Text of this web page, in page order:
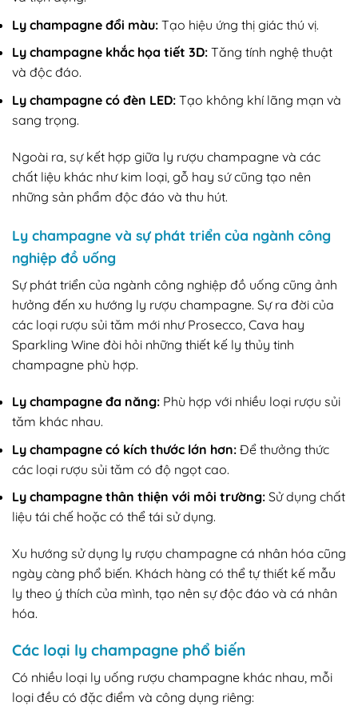
Ly champagne đổi màu: Tạo hiệu ứng thị giác thú vị.
Ly champagne khắc họa tiết 3D: Tăng tính nghệ thuật
và độc đáo.
Ly champagne có đèn LED: Tạo không khí lãng mạn và
sang trọng.
Ngoài ra, sự kết hợp giữa ly rượu champagne và các
chất liệu khác như kim loại, gỗ hay sứ cũng tạo nên
những sản phẩm độc đáo và thu hút.
Ly champagne và sự phát triển của ngành công
nghiệp đồ uống
Sự phát triển của ngành công nghiệp đồ uống cũng ảnh
hưởng đến xu hướng ly rượu champagne. Sự ra đời của
các loại rượu sủi tăm mới như Prosecco, Cava hay
Sparkling Wine đòi hỏi những thiết kế ly thủy tinh
champagne phù hợp.
Ly champagne đa năng: Phù hợp với nhiều loại rượu sủi
tăm khác nhau.
Ly champagne có kích thước lớn hơn: Để thưởng thức
các loại rượu sủi tăm có độ ngọt cao.
Ly champagne thân thiện với môi trường: Sử dụng chất
liệu tái chế hoặc có thể tái sử dụng.
Xu hướng sử dụng ly rượu champagne cá nhân hóa cũng
ngày càng phổ biến. Khách hàng có thể tự thiết kế mẫu
ly theo ý thích của mình, tạo nên sự độc đáo và cá nhân
hóa.
Các loại ly champagne phổ biến
Có nhiều loại ly uống rượu champagne khác nhau, mỗi
loại đều có đặc điểm và công dụng riêng: